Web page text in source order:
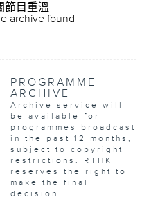
節目重溫
archive found
PROGRAMME
ARCHIVE
Archive service will
be available for
programmes broadcast
in the past 12 months,
subject to copyright
restrictions. RTHK
reserves the right to
make the final
decision.